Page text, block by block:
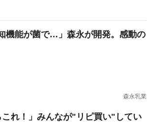
機能が菌で…」森永が開発。感動の
森永乳業
これ！」みんなが"リピ買い"してい